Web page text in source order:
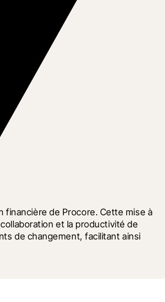
financière de Procore. Cette mise à
et la productivité de
de changement, facilitant ainsi